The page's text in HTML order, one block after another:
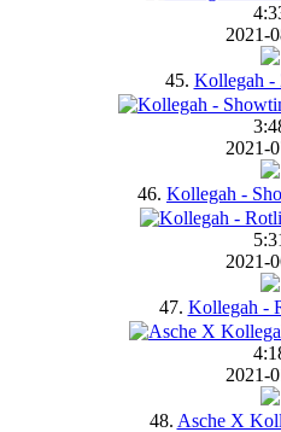
2021-
45. Kollegah -
2021-
46. Kollegah -
2021-
47. Kollegah -
2021-
48. Asche X